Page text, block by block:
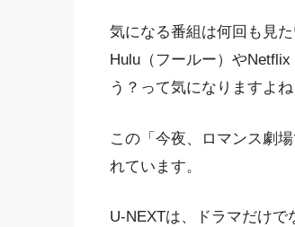
気になる番組は何回も見
Hulu（フールー）や
う？って気になりますよね
この「今夜、ロマンス劇
れています。
U-NEXTは、ドラマだけ